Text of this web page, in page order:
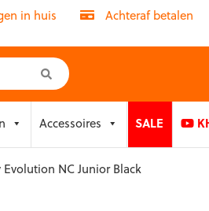
in huis Achteraf betalen
Accessoires SALE
NC Junior Black